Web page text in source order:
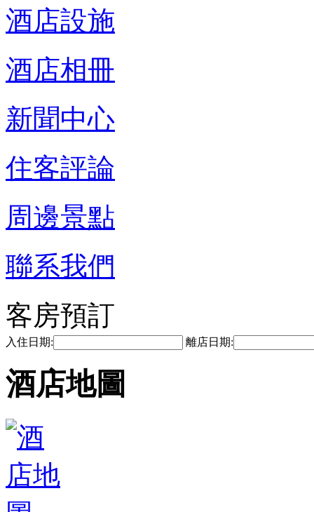
酒店設施
酒店相冊
新聞中心
住客評論
周邊景點
聯系我們
客房預訂
入住日期: 離店日期:
酒店地圖